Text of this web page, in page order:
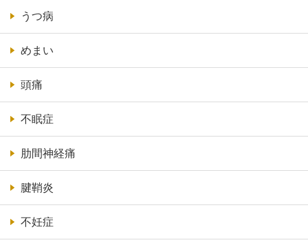
うつ病
めまい
頭痛
不眠症
肋間神経痛
腱鞘炎
不妊症